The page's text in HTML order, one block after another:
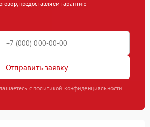
предоставляем гарантию
Отправить заявку
с политикой конфиденциальности